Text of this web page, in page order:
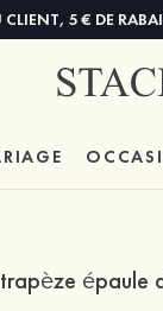
5 € DE
épaule